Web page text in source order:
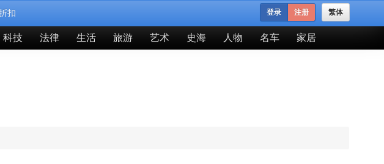
扣 繁体
登录 注册
科技 法律 生活 旅游 艺术 史海 人物 名车 家居